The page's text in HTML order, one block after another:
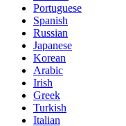
Portuguese
Spanish
Russian
Japanese
Korean
Arabic
Irish
Greek
Turkish
Italian